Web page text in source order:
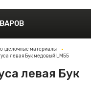
материалы
левая Бук медовый LM55
левая Бук